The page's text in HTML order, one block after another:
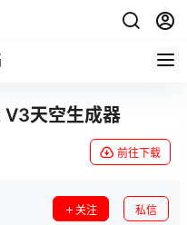
天空生成器
前往下载
关注 私信